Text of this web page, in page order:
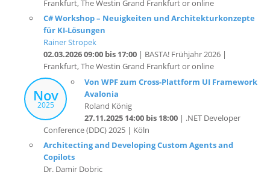
für KI-Lösungen
Rainer Stropek
02.03.2026 09:00 bis 17:00
Frankfurt, The Westin Grand Frankfurt or online
Nov
2025
Von WPF zum Cross-Plattform UI Framework
Avalonia
Roland König
27.11.2025 14:00 bis 18:00
Conference (DDC) 2025 | Köln
Architecting and Developing Custom Agents and
Copilots
Dr. Damir Dobric
27.11.2025 14:00 bis 18:00
(DDC) 2025 | Köln